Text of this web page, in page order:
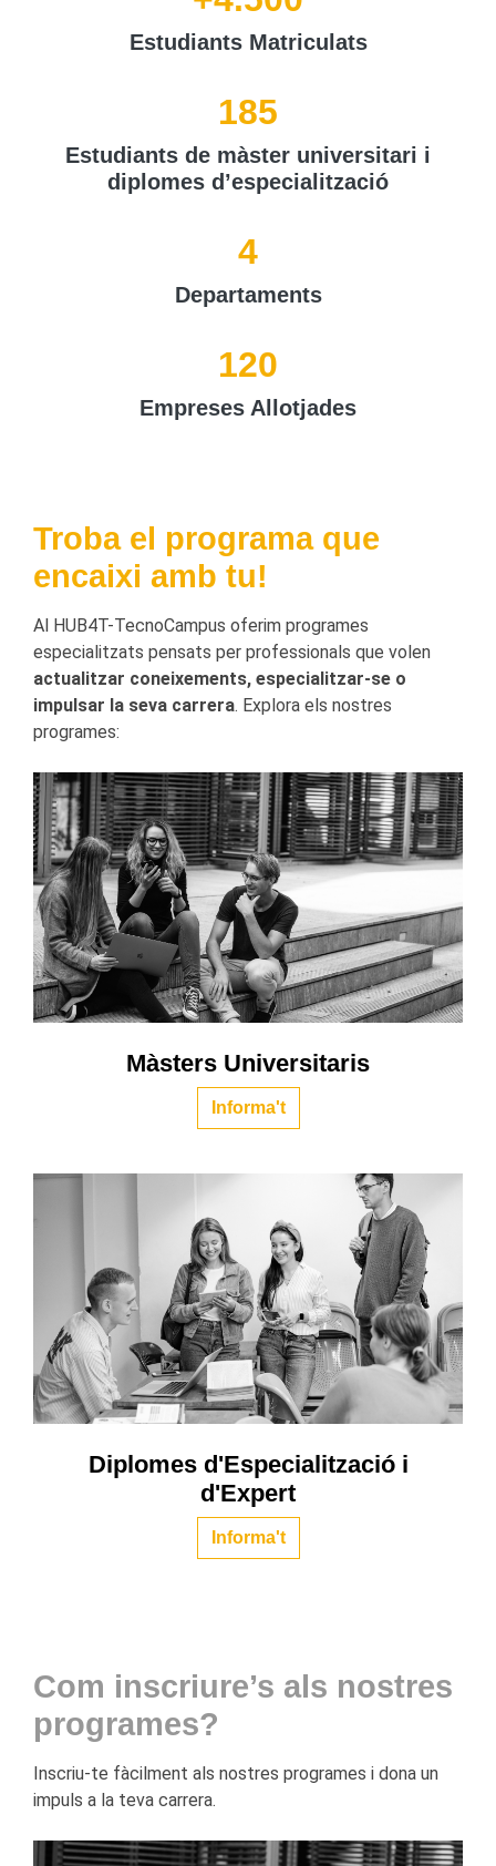
Estudiants Matriculats
185
Estudiants de màster universitari i
diplomes d’especialització
4
Departaments
120
Empreses Allotjades
Troba el programa que
encaixi amb tu!
Al HUB4T-TecnoCampus oferim programes
especialitzats pensats per professionals que volen
actualitzar coneixements, especialitzar-se o
impulsar la seva carrera. Explora els nostres
programes:
Màsters Universitaris
Informa't
Diplomes d'Especialització i
d'Expert
Informa't
Com inscriure’s als nostres
programes?
Inscriu-te fàcilment als nostres programes i dona un
impuls a la teva carrera.